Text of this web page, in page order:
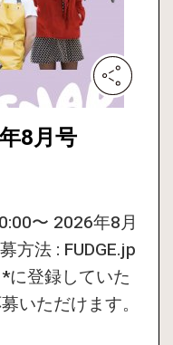
8月号
〜 2026年8月
方法 : FUDGE.jp
に登録していた
いただけます。